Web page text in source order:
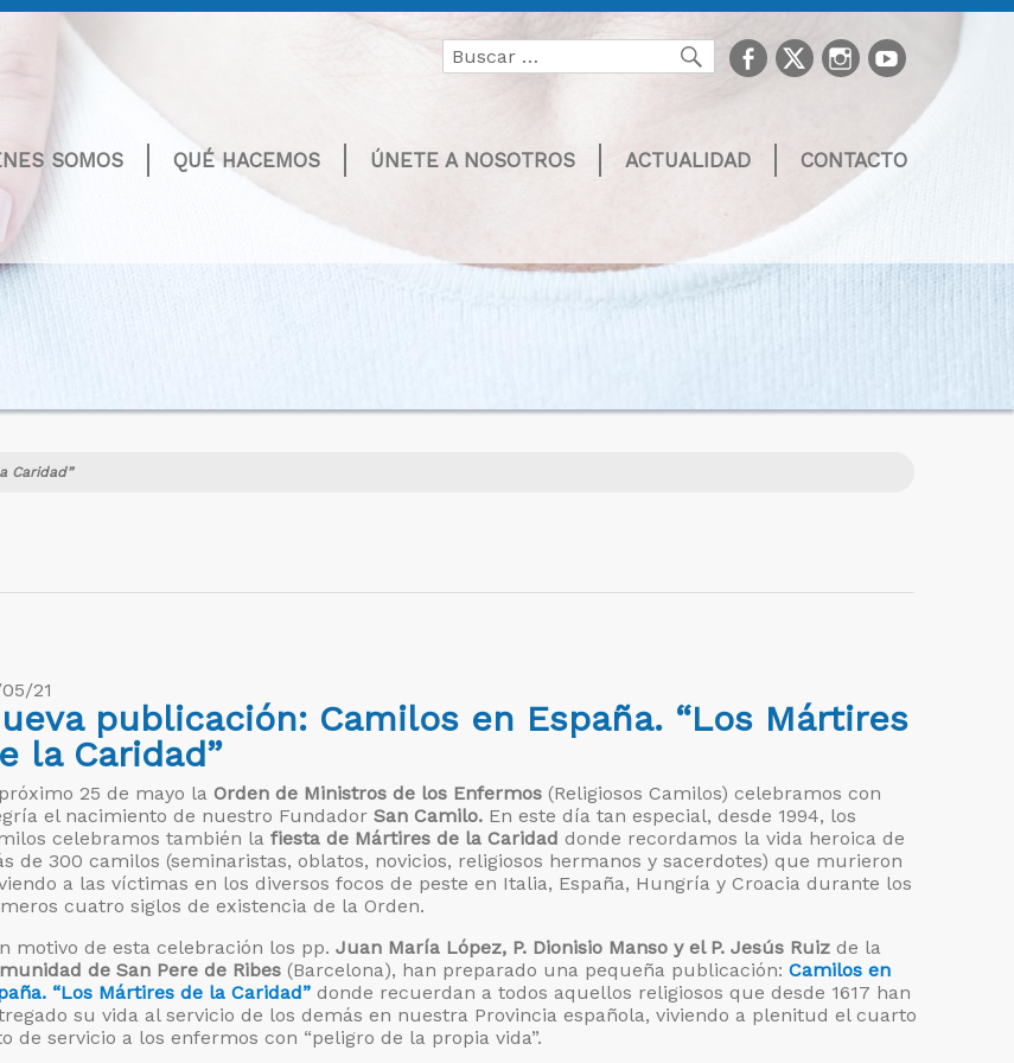
Buscar
por:
Buscarfacebook
TwitterInstagram
youtube
SOMOS QUÉ HACEMOS ÚNETE A NOSOTROS ACTUALIDAD CONTACTO
Caridad”
21
publicación: Camilos en España. “Los Mártires
la Caridad”
25 de mayo la Orden de Ministros de los Enfermos (Religiosos Camilos) celebramos con
el nacimiento de nuestro Fundador San Camilo. En este día tan especial, desde 1994, los
celebramos también la fiesta de Mártires de la Caridad donde recordamos la vida heroica de
de 300 camilos (seminaristas, oblatos, novicios, religiosos hermanos y sacerdotes) que murieron
a las víctimas en los diversos focos de peste en Italia, España, Hungría y Croacia durante los
cuatro siglos de existencia de la Orden.
motivo de esta celebración los pp. Juan María López, P. Dionisio Manso y el P. Jesús Ruiz de la
de San Pere de Ribes (Barcelona), han preparado una pequeña publicación: Camilos en
“Los Mártires de la Caridad” donde recuerdan a todos aquellos religiosos que desde 1617 han
su vida al servicio de los demás en nuestra Provincia española, viviendo a plenitud el cuarto
de servicio a los enfermos con “peligro de la propia vida”.